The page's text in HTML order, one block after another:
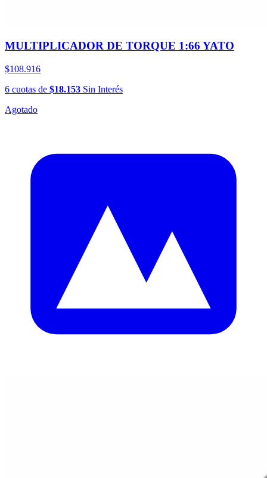
MULTIPLICADOR DE TORQUE 1:66 YATO
$108.916
6 cuotas de $18.153 Sin Interés
Agotado